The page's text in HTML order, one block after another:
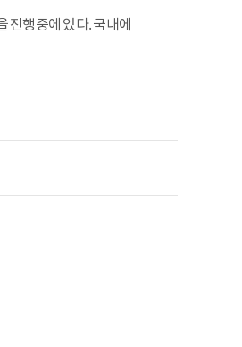
진행중에 있다. 국내에